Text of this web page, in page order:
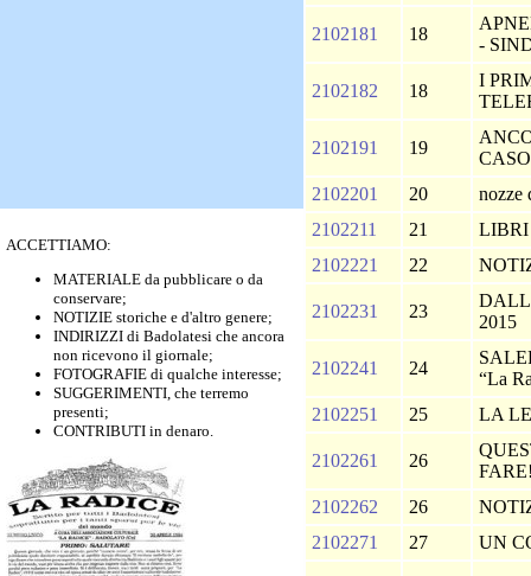
ACCETTIAMO:
MATERIALE da pubblicare o da
conservare;
NOTIZIE storiche e d'altro genere;
INDIRIZZI di Badolatesi che ancora
non ricevono il giornale;
FOTOGRAFIE di qualche interesse;
SUGGERIMENTI, che terremo
presenti;
CONTRIBUTI in denaro.
2102181 18
-
2102182 18
I
2102191 19
2102201
20
nozze
2102211
21
2102221
22
2102231 23
2015
2102241 24
“La
2102251
25 LA
2102261 26
2102262
26
2102271
27 UN